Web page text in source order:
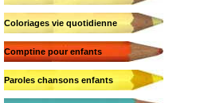
Coloriages vie quotidienne
Comptine pour enfants
Paroles chansons enfants